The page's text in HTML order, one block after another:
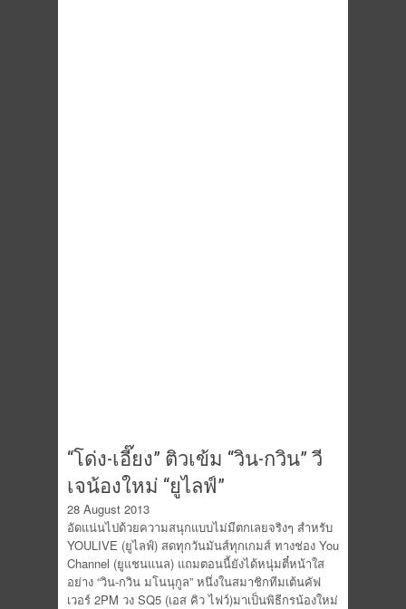
“โด่ง-เอี๊ยง” ติวเข้ม “วิน-กวิน” วี
เจน้องใหม่ “ยูไลฟ์”
28 August 2013
อัดแน่นไปด้วยความสนุกแบบไม่มีตกเลยจริงๆ สำหรับ
YOULIVE (ยูไลฟ์) สดทุกวันมันส์ทุกเกมส์ ทางช่อง You
Channel (ยูแชนแนล) แถมตอนนี้ยังได้หนุ่มตี๋หน้าใส
อย่าง “วิน-กวิน มโนนุกูล” หนึ่งในสมาชิกทีมเต้นคัฟ
เวอร์ 2PM วง SQ5 (เอส คิว ไฟว์)มาเป็นพิธีกรน้องใหม่